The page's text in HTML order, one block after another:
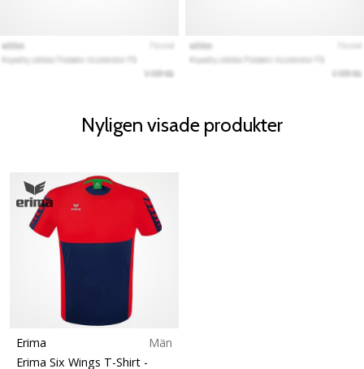
Nyligen visade produkter
Erima
Män
Erima Six Wings T-Shirt -